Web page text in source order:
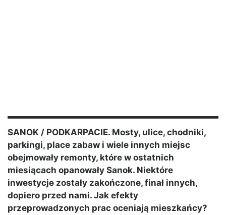
SANOK / PODKARPACIE. Mosty, ulice, chodniki,
parkingi, place zabaw i wiele innych miejsc
obejmowały remonty, które w ostatnich
miesiącach opanowały Sanok. Niektóre
inwestycje zostały zakończone, finał innych,
dopiero przed nami. Jak efekty
przeprowadzonych prac oceniają mieszkańcy?